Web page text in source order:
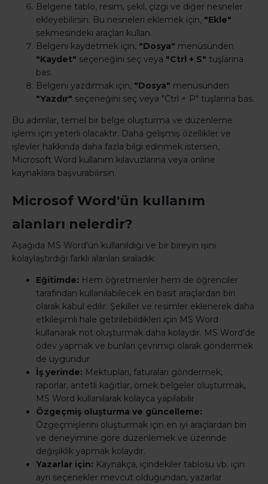
Belgene tablo, resim, şekil, çizgi ve diğer nesneler
ekleyebilirsin. Bu nesneleri eklemek için, "Ekle"
sekmesindeki araçları kullan.
Belgeni kaydetmek için, "Dosya" menüsünden
"Kaydet" seçeneğini seç veya "Ctrl + S" tuşlarına
bas.
Belgeni yazdırmak için, "Dosya" menüsünden
"Yazdır" seçeneğini seç veya "Ctrl + P" tuşlarına bas.
Bu adımlar, temel bir belge oluşturma ve düzenleme
işlemi için yeterli olacaktır. Daha gelişmiş özellikler ve
işlevler hakkında daha fazla bilgi edinmek istersen,
Microsoft Word kullanım kılavuzlarına veya online
kaynaklara başvurabilirsin.
Microsof Word'ün kullanım
alanları nelerdir?
Aşağıda MS Word'ün kullanıldığı ve bir bireyin işini
kolaylaştırdığı farklı alanları sıraladık:
Eğitimde: Hem öğretmenler hem de öğrenciler
tarafından kullanılabilecek en basit araçlardan biri
olarak kabul edilir. Şekiller ve resimler eklenerek daha
etkileşimli hale getirilebildikleri için MS Word
kullanarak not oluşturmak daha kolaydır. MS Word'de
ödev yapmak ve bunları çevrimiçi olarak göndermek
de uygundur
İş yerinde: Mektupları, faturaları göndermek,
raporlar, antetli kağıtlar, örnek belgeler oluşturmak,
MS Word kullanılarak kolayca yapılabilir
Özgeçmiş oluşturma ve güncelleme:
Özgeçmişlerini oluşturmak için en iyi araçlardan biri
ve deneyimine göre düzenlemek ve üzerinde
değişiklik yapmak kolaydır.
Yazarlar için: Kaynakça, içindekiler tablosu vb. için
ayrı seçenekler mevcut olduğundan, yazarlar